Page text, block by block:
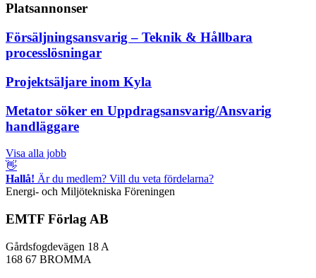
Platsannonser
Försäljningsansvarig – Teknik & Hållbara
processlösningar
Projektsäljare inom Kyla
Metator söker en Uppdragsansvarig/Ansvarig
handläggare
Visa alla jobb
👋
Hallå! Är du medlem? Vill du veta fördelarna?
Energi- och Miljötekniska Föreningen
EMTF Förlag AB
Gårdsfogdevägen 18 A
168 67 BROMMA